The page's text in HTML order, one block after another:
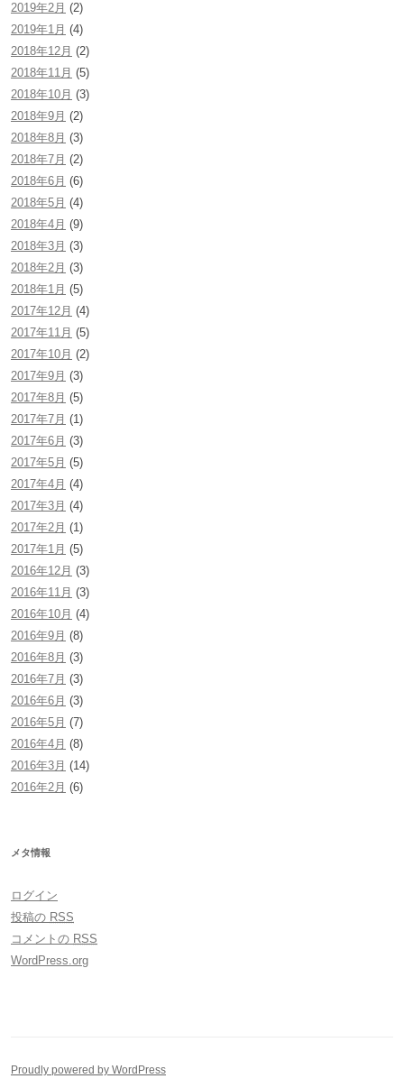
2019年2月 (2)
2019年1月 (4)
2018年12月 (2)
2018年11月 (5)
2018年10月 (3)
2018年9月 (2)
2018年8月 (3)
2018年7月 (2)
2018年6月 (6)
2018年5月 (4)
2018年4月 (9)
2018年3月 (3)
2018年2月 (3)
2018年1月 (5)
2017年12月 (4)
2017年11月 (5)
2017年10月 (2)
2017年9月 (3)
2017年8月 (5)
2017年7月 (1)
2017年6月 (3)
2017年5月 (5)
2017年4月 (4)
2017年3月 (4)
2017年2月 (1)
2017年1月 (5)
2016年12月 (3)
2016年11月 (3)
2016年10月 (4)
2016年9月 (8)
2016年8月 (3)
2016年7月 (3)
2016年6月 (3)
2016年5月 (7)
2016年4月 (8)
2016年3月 (14)
2016年2月 (6)
メタ情報
ログイン
投稿の RSS
コメントの RSS
WordPress.org
Proudly powered by WordPress